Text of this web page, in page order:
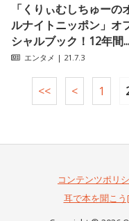
「くりぃむしちゅーの
ルナイトニッポン」オ
シャルブック！12年間...
エンタメ | 21.7.3
<< < 1
コンテンツポリ
耳で本を聞こ